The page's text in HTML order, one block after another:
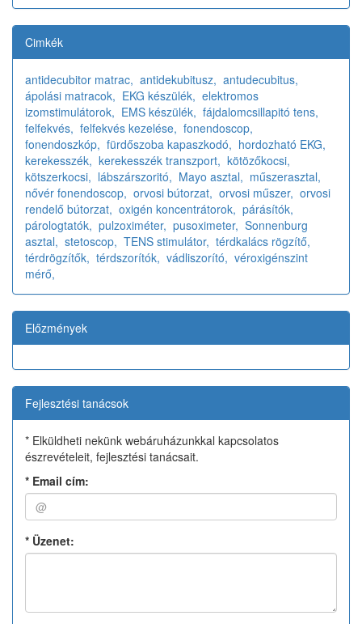
Cimkék
antidecubitor matrac, antidekubitusz, antudecubitus,
ápolási matracok, EKG készülék, elektromos
izomstimulátorok, EMS készülék, fájdalomcsillapitó tens,
felfekvés, felfekvés kezelése, fonendoscop,
fonendoszkóp, fürdőszoba kapaszkodó, hordozható EKG,
kerekesszék, kerekesszék transzport, kötözőkocsi,
kötszerkocsi, lábszárszoritó, Mayo asztal, műszerasztal,
nővér fonendoscop, orvosi bútorzat, orvosi műszer, orvosi
rendelő bútorzat, oxigén koncentrátorok, párásítók,
párologtatók, pulzoximéter, pusoximeter, Sonnenburg
asztal, stetoscop, TENS stimulátor, térdkalács rögzítő,
térdrögzítők, térdszorítók, vádliszorító, véroxigénszint
mérő,
Előzmények
Fejlesztési tanácsok
* Elküldheti nekünk webáruházunkkal kapcsolatos
észrevételeit, fejlesztési tanácsait.
* Email cím:
* Üzenet: